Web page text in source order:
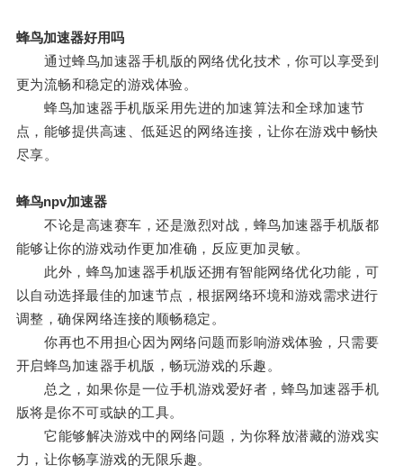
蜂鸟加速器好用吗
通过蜂鸟加速器手机版的网络优化技术，你可以享受到
更为流畅和稳定的游戏体验。
蜂鸟加速器手机版采用先进的加速算法和全球加速节
点，能够提供高速、低延迟的网络连接，让你在游戏中畅快
尽享。
蜂鸟npv加速器
不论是高速赛车，还是激烈对战，蜂鸟加速器手机版都
能够让你的游戏动作更加准确，反应更加灵敏。
此外，蜂鸟加速器手机版还拥有智能网络优化功能，可
以自动选择最佳的加速节点，根据网络环境和游戏需求进行
调整，确保网络连接的顺畅稳定。
你再也不用担心因为网络问题而影响游戏体验，只需要
开启蜂鸟加速器手机版，畅玩游戏的乐趣。
总之，如果你是一位手机游戏爱好者，蜂鸟加速器手机
版将是你不可或缺的工具。
它能够解决游戏中的网络问题，为你释放潜藏的游戏实
力，让你畅享游戏的无限乐趣。